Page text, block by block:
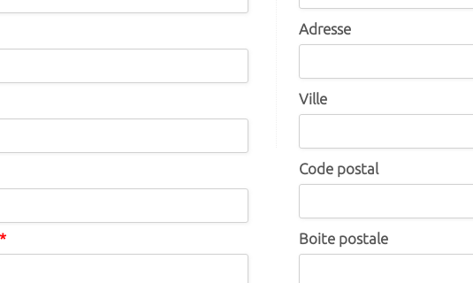
*
Adresse
Ville
Code postal
Boite postale